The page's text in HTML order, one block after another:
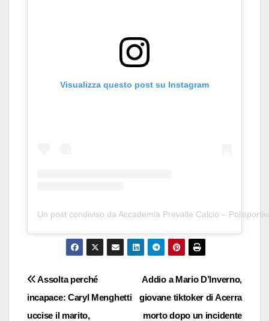
Visualizza questo post su Instagram
Un post condiviso da Accademia Prevalle Calcio –
Navigazione
articoli
Addio a Mario D’Inverno,
giovane tiktoker di Acerra
morto dopo un incidente
Assolta perché
incapace: Caryl Menghetti
uccise il marito,